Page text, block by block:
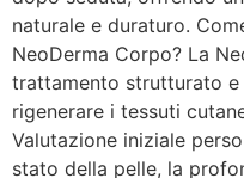
naturale e duraturo.
NeoDerma Corpo? La
trattamento strutturato
rigenerare i tessuti
Valutazione iniziale
stato della pelle, la